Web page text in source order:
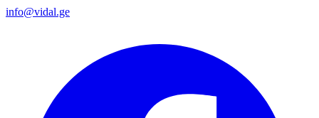
info@vidal.ge